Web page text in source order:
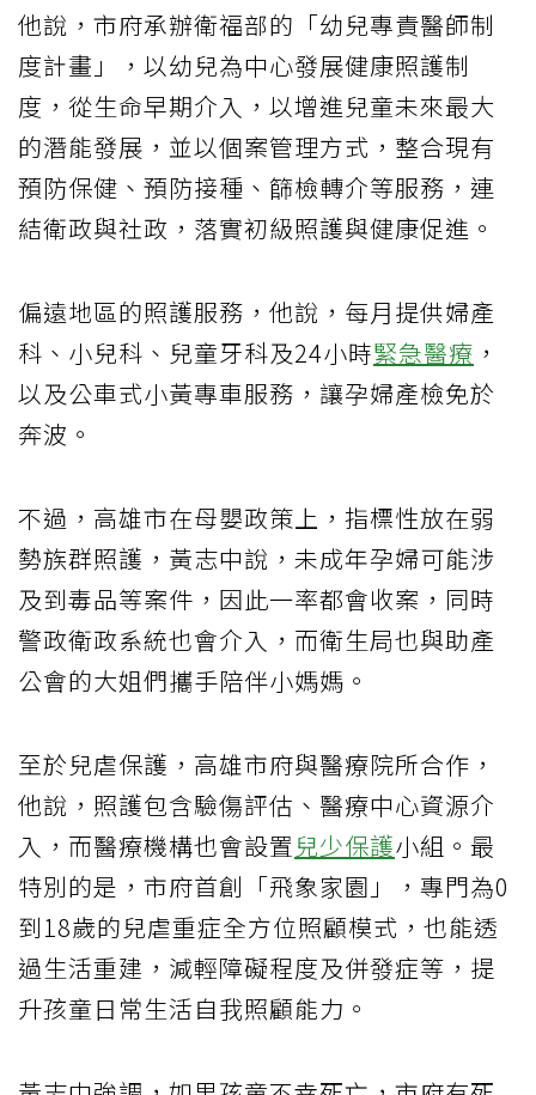
他說，市府承辦衛福部的「幼兒專責醫師制
度計畫」，以幼兒為中心發展健康照護制
度，從生命早期介入，以增進兒童未來最大
的潛能發展，並以個案管理方式，整合現有
預防保健、預防接種、篩檢轉介等服務，連
結衛政與社政，落實初級照護與健康促進。
偏遠地區的照護服務，他說，每月提供婦產
科、小兒科、兒童牙科及24小時緊急醫療 ，
以及公車式小黃專車服務，讓孕婦產檢免於
奔波。
不過，高雄市在母嬰政策上，指標性放在弱
勢族群照護，黃志中說，未成年孕婦可能涉
及到毒品等案件，因此一率都會收案，同時
警政衛政系統也會介入，而衛生局也與助產
公會的大姐們攜手陪伴小媽媽。
至於兒虐保護，高雄市府與醫療院所合作，
他說，照護包含驗傷評估、醫療中心資源介
入，而醫療機構也會設置 兒少保護小組。最
特別的是，市府首創「飛象家園」，專門為0
到18歲的兒虐重症全方位照顧模式，也能透
過生活重建，減輕障礙程度及併發症等，提
升孩童日常生活自我照顧能力。